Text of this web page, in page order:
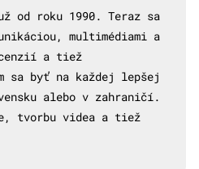
od roku 1990. Teraz sa
multimédiami a
a tiež
sa byť na každej lepšej
alebo v zahraničí.
tvorbu videa a tiež